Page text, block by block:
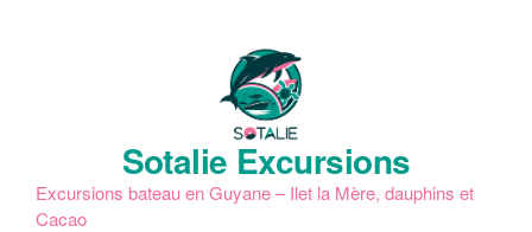
Sotalie Excursions
Excursions bateau en Guyane – Ilet la Mère, dauphins et
Cacao